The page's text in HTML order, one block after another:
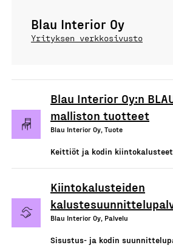
Blau Interior Oy
Yrityksen verkkosivusto
Blau Interior Oy:n
malliston tuotteet
Blau Interior Oy, Tuote
Keittiöt ja kodin kiintokalusteet
Kiintokalusteiden
Blau Interior Oy, Palvelu
Sisustus- ja kodin